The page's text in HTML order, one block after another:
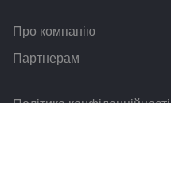
Про компанію
Партнерам
Політика конфіденційності